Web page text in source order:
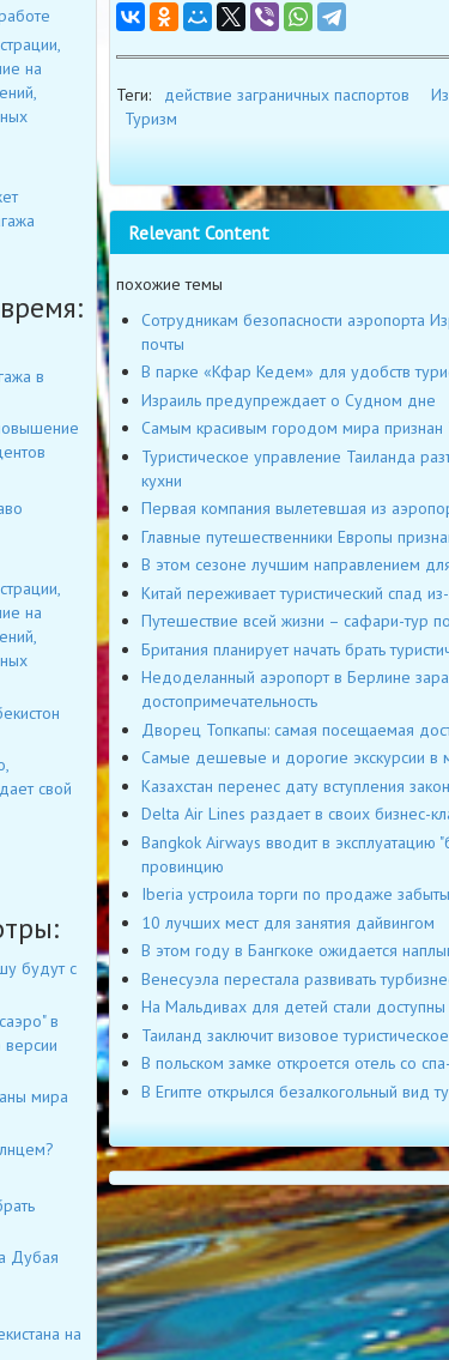
Теги: действие заграничных паспортов
Туризм
Relevant Content
похожие темы
Сотрудникам безопасности аэропорта
почты
В парке «Кфар Кедем» для удобств
Израиль предупреждает о Судном дне
Самым красивым городом мира признан
Туристическое управление Таиланда
кухни
Первая компания вылетевшая из
Главные путешественники Европы
В этом сезоне лучшим направлением
Китай переживает туристический спад
Путешествие всей жизни – сафари-тур
Британия планирует начать брать
Недоделанный аэропорт в Берлине
достопримечательность
Дворец Топкапы: самая посещаемая
Самые дешевые и дорогие экскурсии в
Казахстан перенес дату вступления
Delta Air Lines раздает в своих бизнес-
Bangkok Airways вводит в эксплуатацию
провинцию
Iberia устроила торги по продаже
10 лучших мест для занятия дайвингом
В этом году в Бангкоке ожидается
Венесуэла перестала развивать
На Мальдивах для детей стали
Таиланд заключит визовое
В польском замке откроется отель со
В Египте открылся безалкогольный вид
на
в
на
свой
будут с
в
мира
Дубая
на